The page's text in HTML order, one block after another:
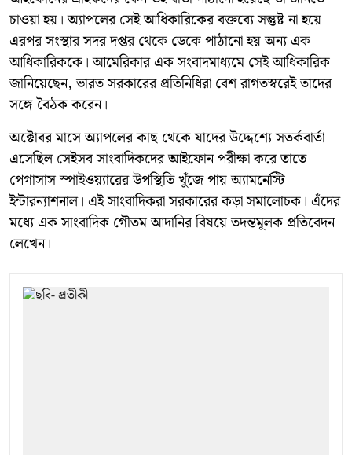
চাওয়া হয়। অ্যাপলের সেই আধিকারিকের বক্তব্যে সন্তুষ্ট না হয়ে
এরপর সংস্থার সদর দপ্তর থেকে ডেকে পাঠানো হয় অন্য এক
আধিকারিককে। আমেরিকার এক সংবাদমাধ্যমে সেই আধিকারিক
জানিয়েছেন, ভারত সরকারের প্রতিনিধিরা বেশ রাগতস্বরেই তাদের
সঙ্গে বৈঠক করেন।
অক্টোবর মাসে অ্যাপলের কাছ থেকে যাদের উদ্দেশ্যে সতর্কবার্তা
এসেছিল সেইসব সাংবাদিকদের আইফোন পরীক্ষা করে তাতে
পেগাসাস স্পাইওয়্যারের উপস্থিতি খুঁজে পায় অ্যামনেস্টি
ইন্টারন্যাশনাল। এই সাংবাদিকরা সরকারের কড়া সমালোচক। এঁদের
মধ্যে এক সাংবাদিক গৌতম আদানির বিষয়ে তদন্তমূলক প্রতিবেদন
লেখেন।